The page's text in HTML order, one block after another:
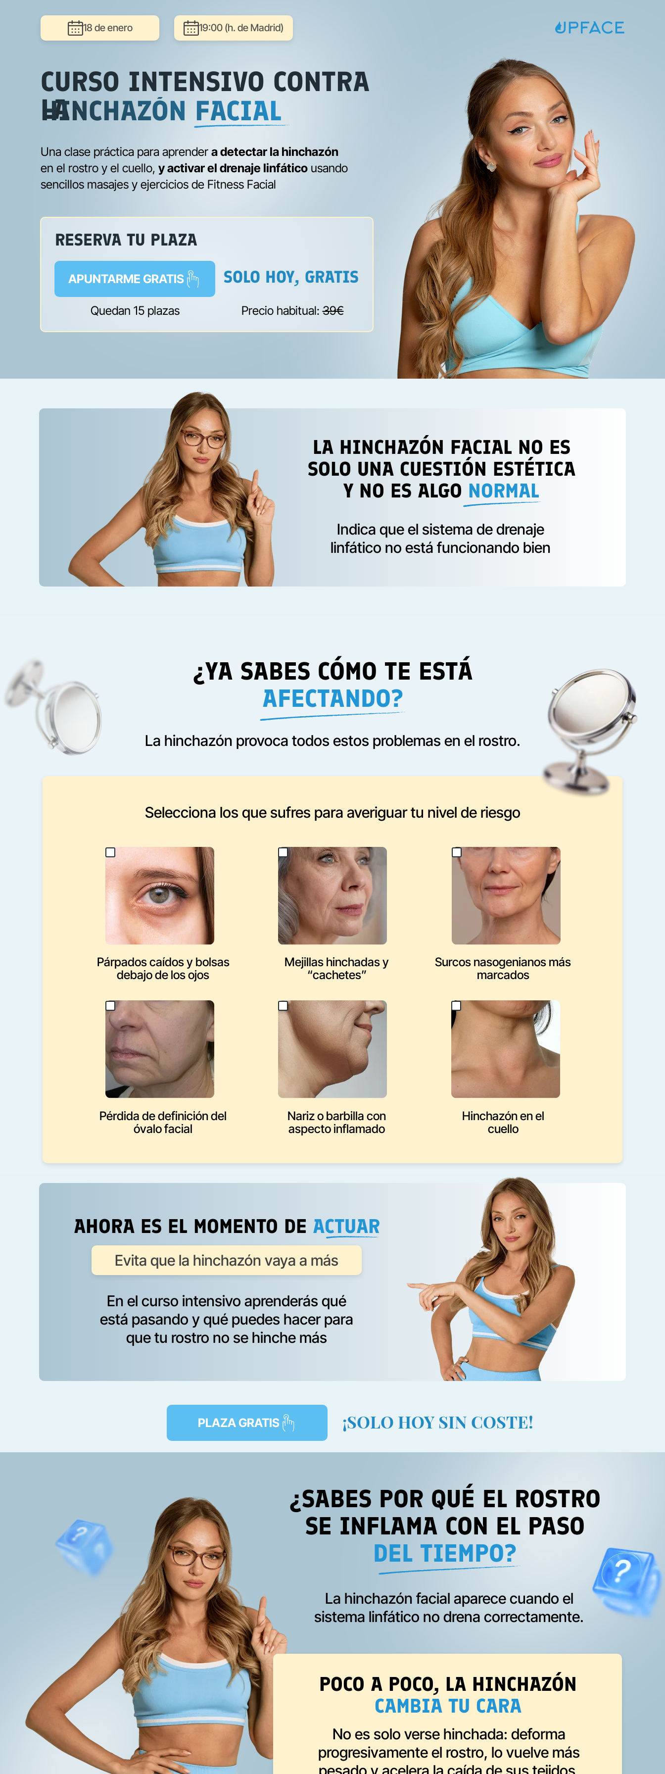
CURSO INTENSIVO CONTRA
LA
HINCHAZÓN FACIAL
Una clase práctica para aprender a detectar la hinchazón
en el rostro y el cuello, y activar el drenaje linfático usando
sencillos masajes y ejercicios de Fitness Facial
18 de enero 19:00 (h. de Madrid)
RESERVA TU PLAZA
SOLO HOY, GRATIS
Precio habitual:39€
Quedan 15 plazas
APUNTARME GRATIS
LA HINCHAZÓN FACIAL NO ES
SOLO UNA CUESTIÓN ESTÉTICA
Y NO ES ALGO NORMAL
Indica que el sistema de drenaje
linfático no está funcionando bien
La hinchazón provoca todos estos problemas en el rostro.
Selecciona los que sufres para averiguar tu nivel de riesgo
¿YA SABES CÓMO TE ESTÁ
AFECTANDO?
Párpados caídos y bolsas
debajo de los ojos
Mejillas hinchadas y
“cachetes”
Surcos nasogenianos más
marcados
Pérdida de definición del
óvalo facial
Nariz o barbilla con
aspecto inflamado
Hinchazón en el
cuello
Evita que la hinchazón vaya a más
AHORA ES EL MOMENTO DE ACTUAR
En el curso intensivo aprenderás qué
está pasando y qué puedes hacer para
que tu rostro no se hinche más
¡SOLO HOY SIN COSTE!
PLAZA GRATIS
¿SABES POR QUÉ EL ROSTRO
SE INFLAMA CON EL PASO
DEL TIEMPO?
La hinchazón facial aparece cuando el
sistema linfático no drena correctamente.
POCO A POCO, LA HINCHAZÓN
CAMBIA TU CARA
No es solo verse hinchada: deforma
progresivamente el rostro, lo vuelve más